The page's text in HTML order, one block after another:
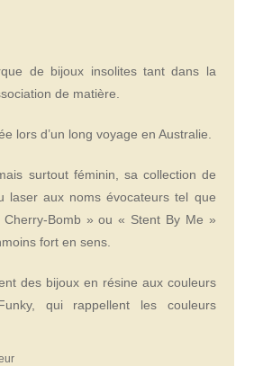
de bijoux insolites tant dans la
de matière.
lors d’un long voyage en Australie.
surtout féminin, sa collection de
laser aux noms évocateurs tel que
Bomb » ou « Stent By Me »
fort en sens.
des bijoux en résine aux couleurs
qui rappellent les couleurs